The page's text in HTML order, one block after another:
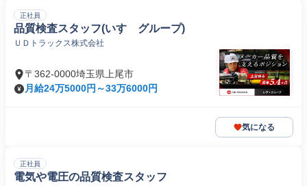
正社員
品質検査スタッフ(いすゞグループ)
ＵＤトラックス株式会社
〒362-0000埼玉県上尾市
月給24万5000円～33万6000円
気になる
正社員
電気や電圧の品質検査スタッフ